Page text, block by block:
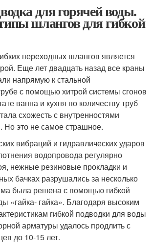
для горячей воды.
шлангов для гибкой
переходных шлангов является
Еще лет двадцать назад все краны
напрямую к стальной
с помощью хитрой системы сгонов
ванна и кухня по количеству труб
схожесть с внутренностями
Но это не самое страшное.
вибраций и гидравлических ударов
водопровода регулярно
нежные резиновые прокладки и
бачках разрушались за несколько
была решена с помощью гибкой
«гайка- гайка». Благодаря высоким
гибкой подводки для воды
арматуры удалось продлить с
до 10-15 лет.